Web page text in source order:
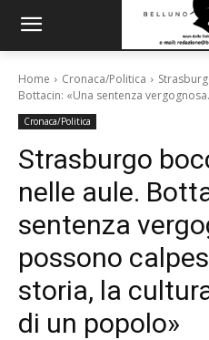
Home Cronaca/Politica
Bottacin: «Una sentenza
Cronaca/Politica
Strasburgo
nelle aule.
sentenza
possono
storia, la
di un popolo»